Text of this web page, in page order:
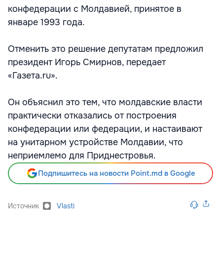
конфедерации с Молдавией, принятое в
январе 1993 года.
Отменить это решение депутатам предложил
президент Игорь Смирнов, передает
«Газета.ru».
Он объяснил это тем, что молдавские власти
практически отказались от построения
конфедерации или федерации, и настаивают
на унитарном устройстве Молдавии, что
неприемлемо для Приднестровья.
Подпишитесь на новости Point.md в Google
Источник Vlasti